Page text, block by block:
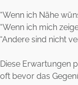
“Wenn ich Nähe
“Wenn ich mich
“Andere sind nicht
Diese Erwartungen
oft bevor das